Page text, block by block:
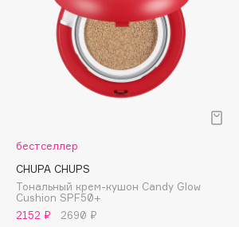
Biorepair
BORK
Brunello Cucinelli
бестселлер
CHUPA CHUPS
Тональный крем-кушон Candy Glow
Cushion SPF50+
2152 ₽
2690 ₽